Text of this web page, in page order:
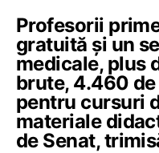
Profesorii
gratuită și un
medicale, plus
brute, 4.460
pentru cursuri
materiale
de Senat,